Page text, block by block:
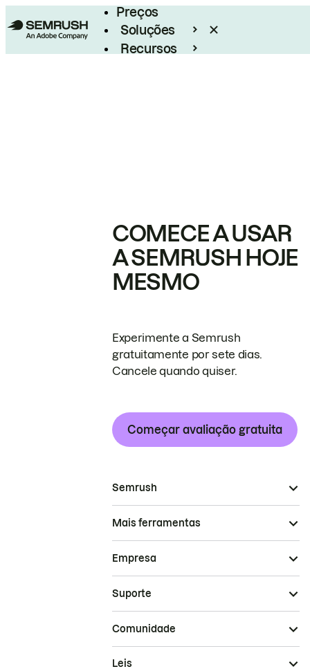
Preços
Soluções
Recursos
COMECE A USAR
A SEMRUSH HOJE
MESMO
Experimente a Semrush
gratuitamente por sete dias.
Cancele quando quiser.
Começar avaliação gratuita
Semrush
Mais ferramentas
Empresa
Suporte
Comunidade
Leis